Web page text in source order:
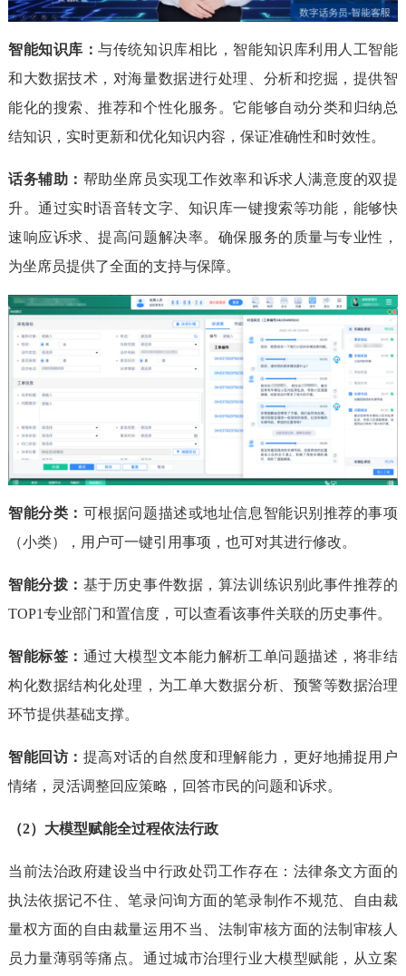
智能知识库：与传统知识库相比，智能知识库利用人工智能
和大数据技术，对海量数据进行处理、分析和挖掘，提供智
能化的搜索、推荐和个性化服务。它能够自动分类和归纳总
结知识，实时更新和优化知识内容，保证准确性和时效性。
话务辅助： 帮助坐席员实现工作效率和诉求人满意度的双提
升。通过实时语音转文字、知识库一键搜索等功能，能够快
速响应诉求、提高问题解决率。确保服务的质量与专业性，
为坐席员提供了全面的支持与保障。
智能分类： 可根据问题描述或地址信息智能识别推荐的事项
（小类），用户可一键引用事项，也可对其进行修改。
智能分拨： 基于历史事件数据，算法训练识别此事件推荐的
TOP1专业部门和置信度，可以查看该事件关联的历史事件。
智能标签： 通过大模型文本能力解析工单问题描述，将非结
构化数据结构化处理，为工单大数据分析、预警等数据治理
环节提供基础支撑。
智能回访： 提高对话的自然度和理解能力，更好地捕捉用户
情绪，灵活调整回应策略，回答市民的问题和诉求。
（2）大模型赋能全过程依法行政
当前法治政府建设当中行政处罚工作存在：法律条文方面的
执法依据记不住、笔录问询方面的笔录制作不规范、自由裁
量权方面的自由裁量运用不当、法制审核方面的法制审核人
员力量薄弱等痛点。通过城市治理行业大模型赋能，从立案